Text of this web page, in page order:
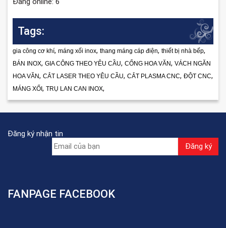
Tags:
gia công cơ khí, máng xối inox, thang máng cáp điện, thiết bị nhà bếp,
BÁN INOX, GIA CÔNG THEO YÊU CẦU, CỔNG HOA VĂN, VÁCH NGĂN
HOA VĂN, CẮT LASER THEO YÊU CẦU, CẮT PLASMA CNC, ĐỘT CNC,
MÁNG XỐI, TRỤ LAN CAN INOX,
Đăng ký nhận tin
FANPAGE FACEBOOK